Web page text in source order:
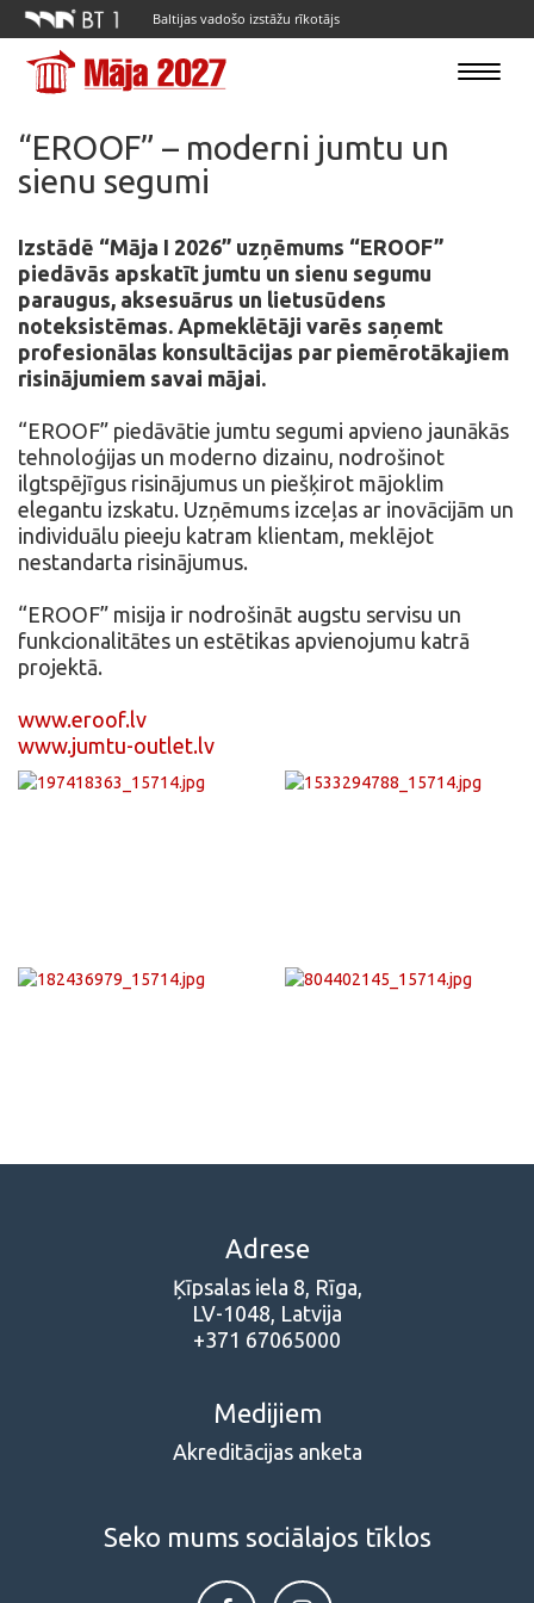
Baltijas vadošo izstāžu rīkotājs
Toggle
“EROOF” – moderni jumtu un
sienu segumi
Izstādē “Māja I 2026” uzņēmums “EROOF”
piedāvās apskatīt jumtu un sienu segumu
paraugus, aksesuārus un lietusūdens
noteksistēmas. Apmeklētāji varēs saņemt
profesionālas konsultācijas par piemērotākajiem
risinājumiem savai mājai.
“EROOF” piedāvātie jumtu segumi apvieno jaunākās
tehnoloģijas un moderno dizainu, nodrošinot
ilgtspējīgus risinājumus un piešķirot mājoklim
elegantu izskatu. Uzņēmums izceļas ar inovācijām un
individuālu pieeju katram klientam, meklējot
nestandarta risinājumus.
“EROOF” misija ir nodrošināt augstu servisu un
funkcionalitātes un estētikas apvienojumu katrā
projektā.
www.eroof.lv
www.jumtu-outlet.lv
Adrese
Ķīpsalas iela 8, Rīga,
LV-1048, Latvija
+371 67065000
Medijiem
Akreditācijas anketa
Seko mums sociālajos tīklos